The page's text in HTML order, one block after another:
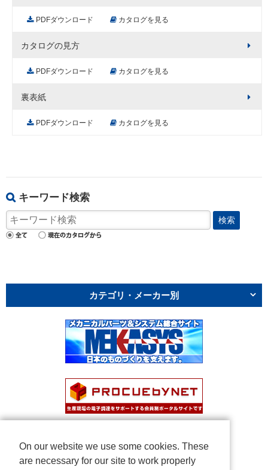
PDFダウンロード カタログを見る
カタログの見方
PDFダウンロード カタログを見る
裏表紙
PDFダウンロード カタログを見る
キーワード検索
検索
カテゴリ・メーカー別
On our website we use some cookies. These
are necessary for our site to work properly